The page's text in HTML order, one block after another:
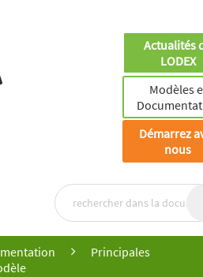
Actualités
LODEX
Modèles
Démarrez
nous
Principales